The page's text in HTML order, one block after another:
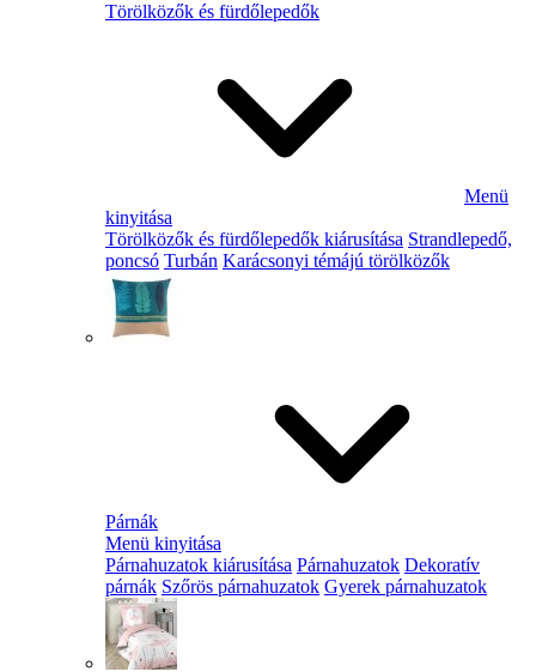
Törölközők és fürdőlepedők
Menü
kinyitása
Törölközők és fürdőlepedők kiárusítása Strandlepedő,
poncsó Turbán Karácsonyi témájú törölközők
Párnák
Menü kinyitása
Párnahuzatok kiárusítása Párnahuzatok Dekoratív
párnák Szőrös párnahuzatok Gyerek párnahuzatok